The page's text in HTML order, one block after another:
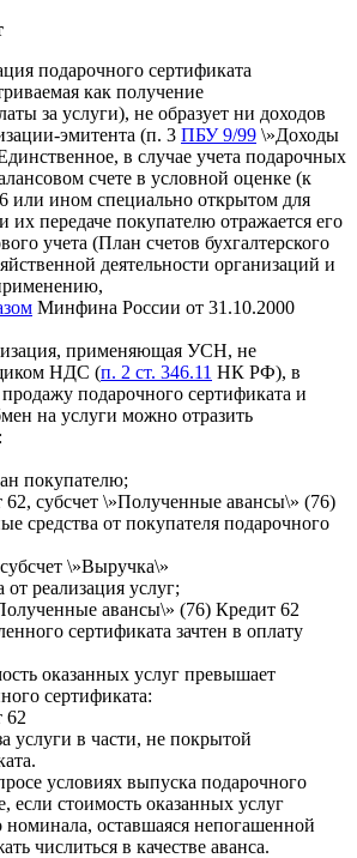
подарочного сертификата
как получение
за услуги), не образует ни доходов
эмитента (п. 3 ПБУ 9/99 \»Доходы
в случае учета подарочных
счете в условной оценке (к
или ином специально открытом для
их передаче покупателю отражается его
учета (План счетов бухгалтерского
деятельности организаций и
Минфина России от 31.10.2000
применяющая УСН, не
НДС (п. 2 ст. 346.11 НК РФ), в
продажу подарочного сертификата и
на услуги можно отразить
покупателю;
62, субсчет \»Полученные авансы\» (76)
средства от покупателя подарочного
\»Выручка\»
реализация услуг;
авансы\» (76) Кредит 62
сертификата зачтен в оплату
оказанных услуг превышает
сертификата:
62
услуги в части, не покрытой
условиях выпуска подарочного
если стоимость оказанных услуг
номинала, оставшаяся непогашенной
числиться в качестве аванса.